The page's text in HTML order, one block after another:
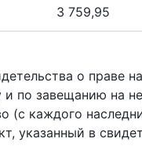
3 759,95
о праве
и по завещанию на
(с каждого
указанный в